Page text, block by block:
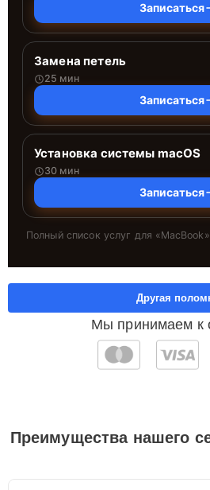
Записаться
Замена петель
25 мин
Записаться
Установка системы macOS
30 мин
Записаться
Полный список услуг для «MacBook
Мы принимаем к
Другая
Преимущества нашего